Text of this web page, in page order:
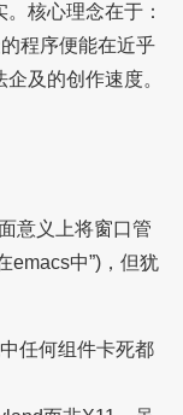
核心理念在于：
程序便能在近乎
及的创作速度。
意义上将窗口管
emacs中”)，但犹
任何组件卡死都